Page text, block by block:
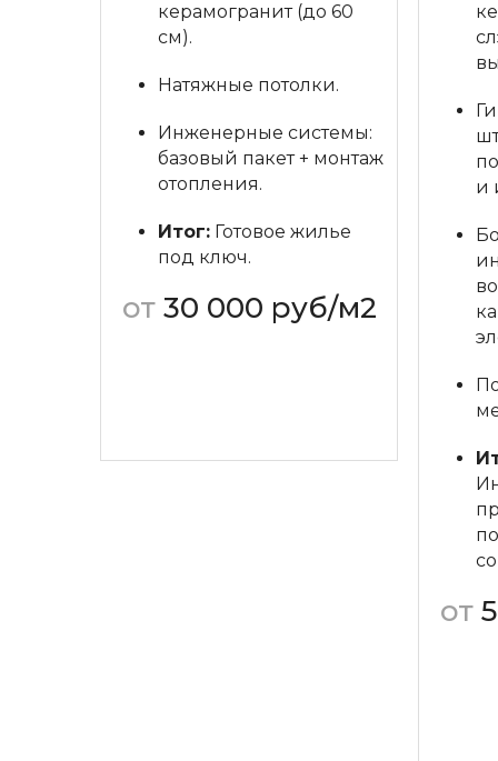
керамогранит (до 60
см).
Натяжные потолки.
Инженерные системы:
базовый пакет + монтаж
отопления.
Итог: Готовое жилье
под ключ.
от 30 000 руб/м2
и
от